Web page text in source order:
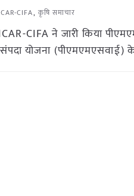
CIFA, कृषि समाचार
CIFA ने जारी किया
संपदा योजना